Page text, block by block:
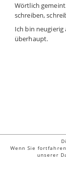
Wörtlich
schreiben,
Ich bin neugierig
überhaupt.
© 2026 Letizia
Wenn Sie
unserer